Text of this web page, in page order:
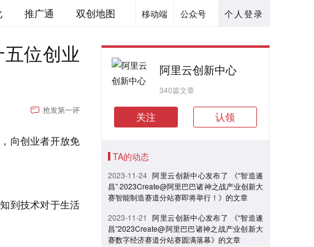
个人登录
公众号
移动端
推广通 双创地图
位创业
抢发第一评
向创业者开放免
到技术对于生活
阿里云创新中心
340篇文章
关注 认领
TA的动态
2023-11-24 阿里云创新中心发布了 《“智造遂
昌”·2023Create@阿里巴巴诸神之战产业创新大
赛智能制造赛道分站赛即将举行！》的文章
2023-11-21
阿里云创新中心发布了 《“智造遂
昌”2023Create@阿里巴巴诸神之战产业创新大
赛数字经济赛道分站赛圆满落幕》的文章